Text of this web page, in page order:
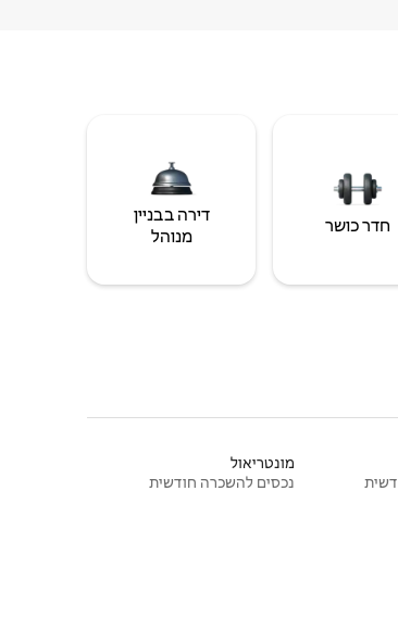
חדר כושר
דירה בבניין
מנוהל
מונטריאול
נכסים להשכרה חודשית